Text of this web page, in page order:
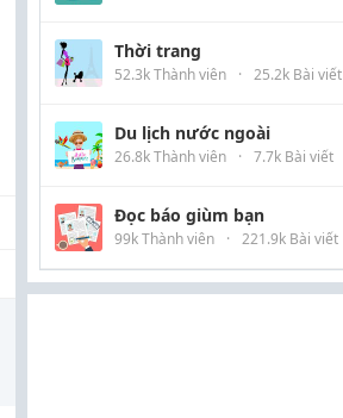
Thời trang
52.3k Thành viên · 25.2k Bài viết
Du lịch nước ngoài
26.8k Thành viên · 7.7k Bài viết
Đọc báo giùm bạn
99k Thành viên · 221.9k Bài viết